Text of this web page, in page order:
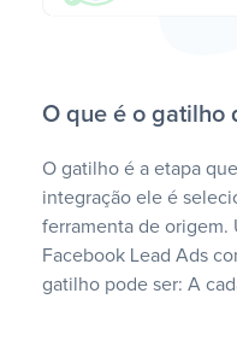
O que é o gatilho
O gatilho é a etapa
integração ele é
ferramenta de origem.
Facebook Lead Ads
gatilho pode ser: A